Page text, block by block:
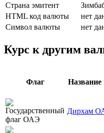
Страна эмитент
HTML код валюты
нет
Символ валюты
нет
Курс к другим
Флаг
Дирхам